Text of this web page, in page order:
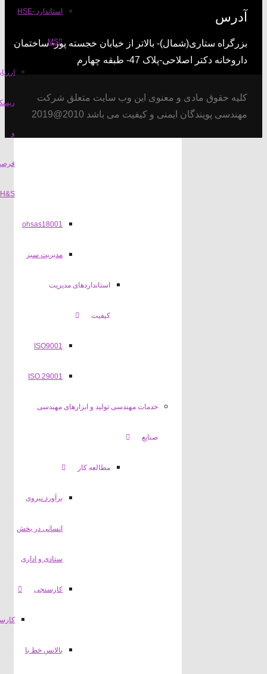
استاندارد HSE-
MS
ارزیابی
ریسک
ohsas18001
مدیریت سبز
استانداردهای مدیریت
ISO9001
ISO 29001
خدمات مهندسی تولید و ابزارهای مهندسی
مطالعه کار
برآورد نیروی
انسانی در بخش
ستادی و اداری
کارسنجی
کارسنجی
بالانس خط با
ستاری(شمال)- بالاتر از خیابان خجسته پور- ساختمان
دکتر اصلاحی-پلاک 47- طبقه چهارم
حقوق مادی و معنوی این وب سایت متعلق شرکت
پویندگان ایمنی و کیفیت می باشد 2010@2019